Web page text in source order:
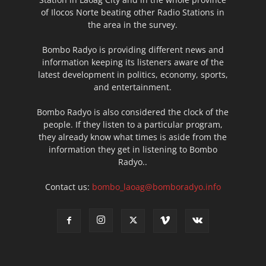
of Ilocos Norte beating other Radio Stations in
the area in the survey.
Bombo Radyo is providing different news and
information keeping its listeners aware of the
latest development in politics, economy, sports,
and entertainment.
Bombo Radyo is also considered the clock of the
people. If they listen to a particular program,
they already know what times is aside from the
information they get in listening to Bombo
Radyo..
Contact us: bombo_laoag@bomboradyo.info